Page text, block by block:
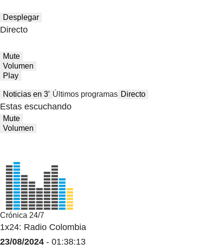
Desplegar
Directo
Mute
Volumen
Play
Noticias en 3′ Últimos programas Directo
Estas escuchando
Mute
Volumen
Crónica 24/7
1x24: Radio Colombia
23/08/2024 - 01:38:13